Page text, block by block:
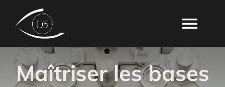
contenu
ACCUEIL
Maîtriser les bases